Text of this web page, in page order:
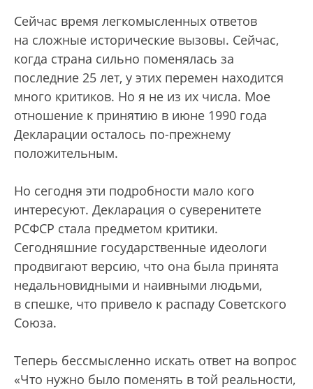
Сейчас время легкомысленных ответов
на сложные исторические вызовы. Сейчас,
когда страна сильно поменялась за
последние 25 лет, у этих перемен находится
много критиков. Но я не из их числа. Мое
отношение к принятию в июне 1990 года
Декларации осталось по-прежнему
положительным.
Но сегодня эти подробности мало кого
интересуют. Декларация о суверенитете
РСФСР стала предметом критики.
Сегодняшние государственные идеологи
продвигают версию, что она была принята
недальновидными и наивными людьми,
в спешке, что привело к распаду Советского
Союза.
Теперь бессмысленно искать ответ на вопрос
«Что нужно было поменять в той реальности,